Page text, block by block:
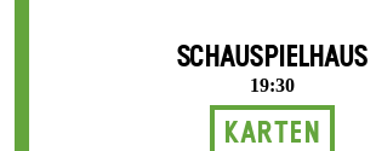
SCHAUSPIELHAUS
19:30
Karten